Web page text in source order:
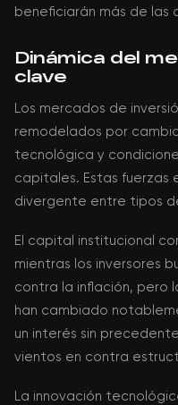
beneficiarán más de las
Dinámica del
clave
Los mercados de
remodelados por
tecnológica y
capitales. Estas fuerzas
divergente entre tipos
El capital institucional
mientras los inversores
contra la inflación, pero
han cambiado
un interés sin
vientos en contra
La innovación